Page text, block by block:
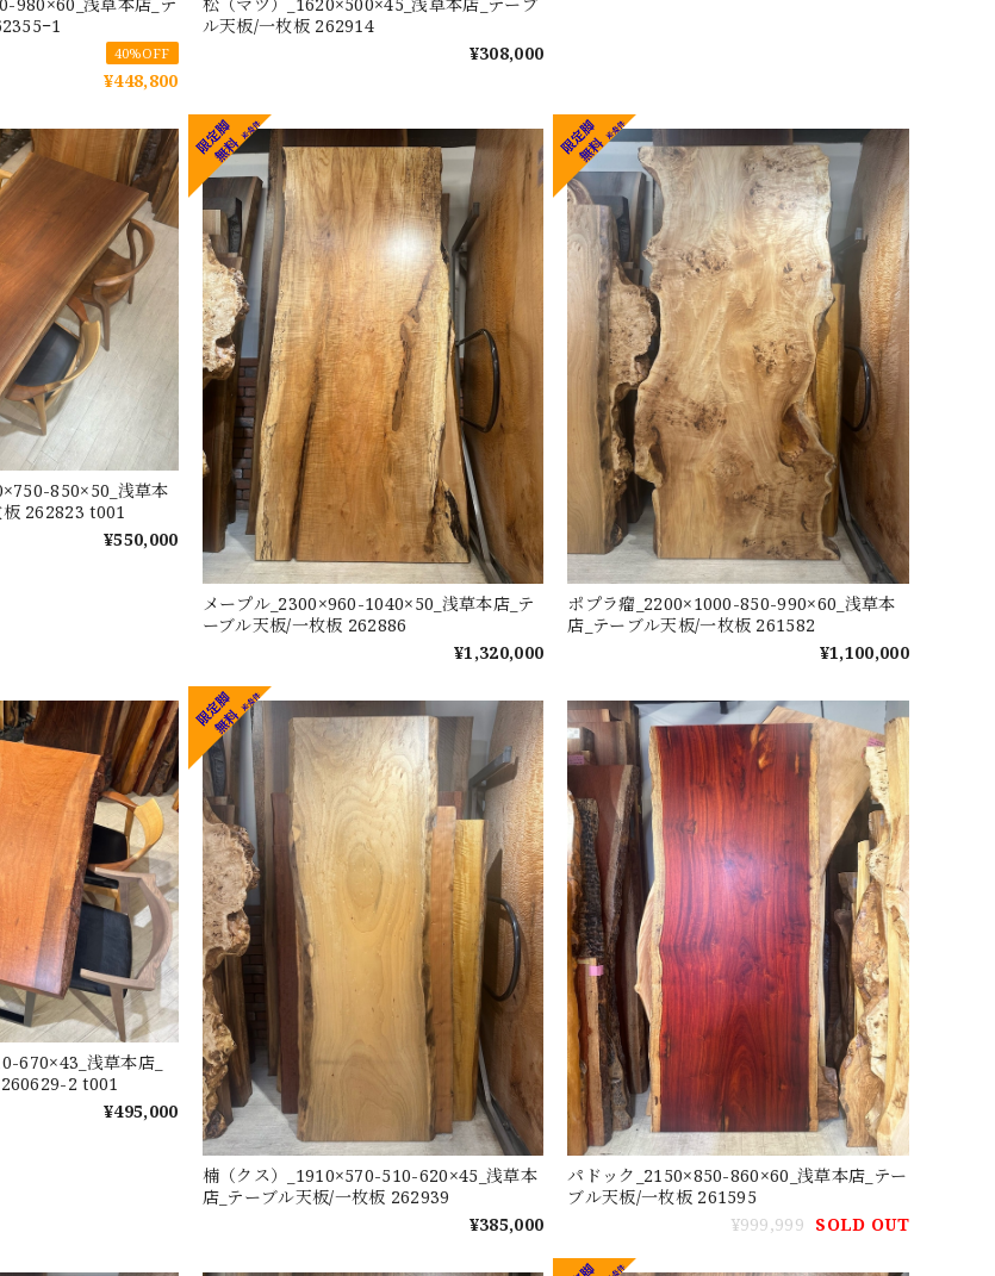
40%OFF
¥448,800
ル天板/一枚板 262914
¥308,000
850×50_浅草本
262823 t001
¥550,000
メープル_2300×960-1040×50_浅草本店_テ
ーブル天板/一枚板 262886
¥1,320,000
ポプラ瘤_2200×1000-850-990×60_浅草本
店_テーブル天板/一枚板 261582
¥1,100,000
670×43_浅草本店_
2 t001
¥495,000
楠（クス）_1910×570-510-620×45_浅草本
店_テーブル天板/一枚板 262939
¥385,000
パドック_2150×850-860×60_浅草本店_テー
ブル天板/一枚板 261595
¥999,999 SOLD OUT